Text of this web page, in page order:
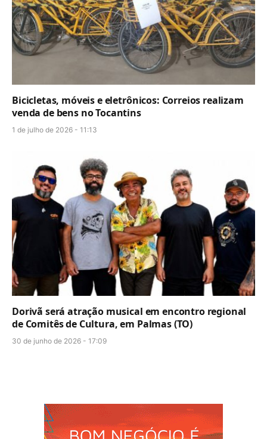
Bicicletas, móveis e eletrônicos: Correios realizam
venda de bens no Tocantins
1 de julho de 2026 - 11:13
Dorivã será atração musical em encontro regional
de Comitês de Cultura, em Palmas (TO)
30 de junho de 2026 - 17:09